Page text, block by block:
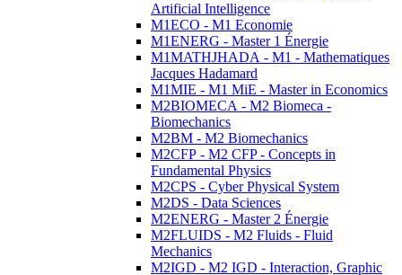
Artificial Intelligence
M1ECO - M1 Economie
M1ENERG - Master 1 Énergie
M1MATHJHADA - M1 - Mathematiques
Jacques Hadamard
M1MIE - M1 MiE - Master in Economics
M2BIOMECA - M2 Biomeca -
Biomechanics
M2BM - M2 Biomechanics
M2CFP - M2 CFP - Concepts in
Fundamental Physics
M2CPS - Cyber Physical System
M2DS - Data Sciences
M2ENERG - Master 2 Énergie
M2FLUIDS - M2 Fluids - Fluid
Mechanics
M2IGD - M2 IGD - Interaction, Graphic